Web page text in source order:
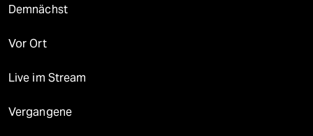
Demnächst
Vor Ort
Live im Stream
Vergangene